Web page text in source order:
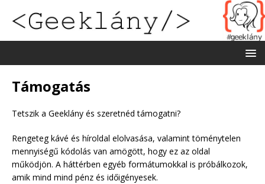
Támogatás
Tetszik a Geeklány és szeretnéd támogatni?
Rengeteg kávé és híroldal elolvasása, valamint töménytelen
mennyiségű kódolás van amögött, hogy ez az oldal
működjön. A háttérben egyéb formátumokkal is próbálkozok,
amik mind mind pénz és időigényesek.